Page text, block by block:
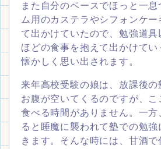
また自分のペースでほっと一息
ム用のカステラやシフォンケ
て出かけていたので、勉強道
ほどの食事を抱えて出かけてい
懐かしく思い出されます。
来年高校受験の娘は、放課後の
お腹が空いてくるのですが、
食べる時間がありません。一
ると睡魔に襲われて塾での勉強
きます。そんな時には、甘酒